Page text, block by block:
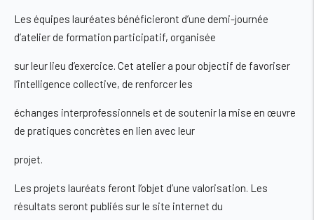
Les équipes lauréates bénéficieront d’une demi-journée
d’atelier de formation participatif, organisée
sur leur lieu d’exercice. Cet atelier a pour objectif de favoriser
l’intelligence collective, de renforcer les
échanges interprofessionnels et de soutenir la mise en œuvre
de pratiques concrètes en lien avec leur
projet.
Les projets lauréats feront l’objet d’une valorisation. Les
résultats seront publiés sur le site internet du